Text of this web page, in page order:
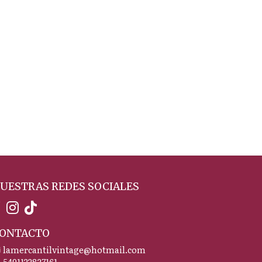
REDES SOCIALES
lamercantilvintage@hotmail.com